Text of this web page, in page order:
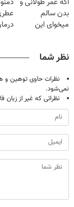
بدن سالم
میخوای این
نظر شما
نظرات حاوی توهین و
نمی‌شود.
نظراتی که غیر از